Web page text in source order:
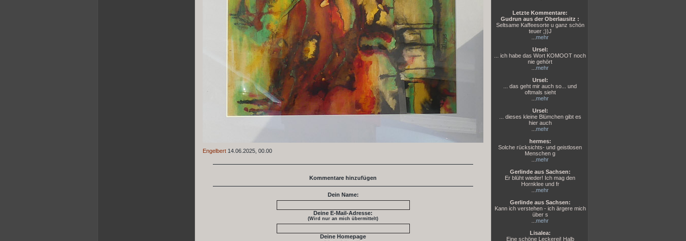
Engelbert 14.06.2025, 00.00
Kommentare hinzufügen
Dein Name:
Deine E-Mail-Adresse:
(Wird nur an mich übermittelt)
Deine Homepage
Letzte Kommentare:
Gudrun aus der Oberlausitz :
Seltsame Kaffeesorte u ganz schön
teuer ;))J
mehr
Ursel:
... ich habe das Wort KOMOOT noch
nie gehört
mehr
Ursel:
... das geht mir auch so... und
oftmals sieht
mehr
Ursel:
... dieses kleine Blümchen gibt es
hier auch
mehr
hermes:
Solche rücksichts- und geistlosen
Menschen g
mehr
Gerlinde aus Sachsen:
Er blüht wieder! Ich mag den
Hornklee und fr
mehr
Gerlinde aus Sachsen:
Kann ich verstehen - ich ärgere mich
über s
mehr
Lisalea:
Eine schöne Leckerei! Halb